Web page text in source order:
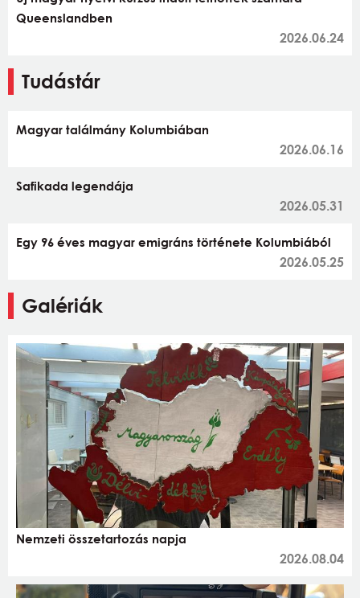
Queenslandben
2026.06.24
Tudástár
Magyar találmány Kolumbiában
2026.06.16
Safikada legendája
2026.05.31
Egy 96 éves magyar emigráns története Kolumbiából
2026.05.25
Galériák
Nemzeti összetartozás napja
2026.08.04